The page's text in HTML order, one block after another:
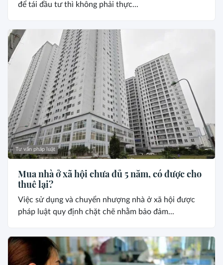
để tái đầu tư thì không phải thực...
Tư vấn pháp luật
Mua nhà ở xã hội chưa đủ 5 năm, có được cho
thuê lại?
Việc sử dụng và chuyển nhượng nhà ở xã hội được
pháp luật quy định chặt chẽ nhằm bảo đảm...